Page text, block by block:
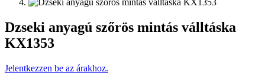
Dzseki anyagú szőrös mintás válltáska
KX1353
Jelentkezzen be az árakhoz.